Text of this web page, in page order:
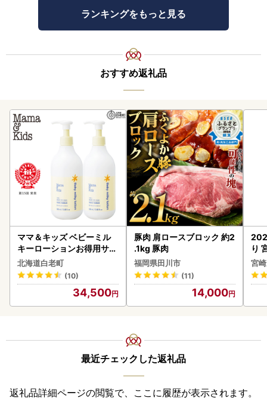
ランキングをもっと見る
おすすめ返礼品
ママ＆キッズ ベビーミル
キーローションお得用サイ
ズ 380ml 2本セット CH21
0
北海道白老町
(10)
34,500
豚肉 肩ロースブロック 約2
.1kg 豚肉
福岡県田川市
(11)
14,000
り
宮
最近チェックした返礼品
返礼品詳細ページの閲覧で、ここに履歴が表示されます。